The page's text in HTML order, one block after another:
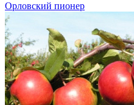
Орловский пионер